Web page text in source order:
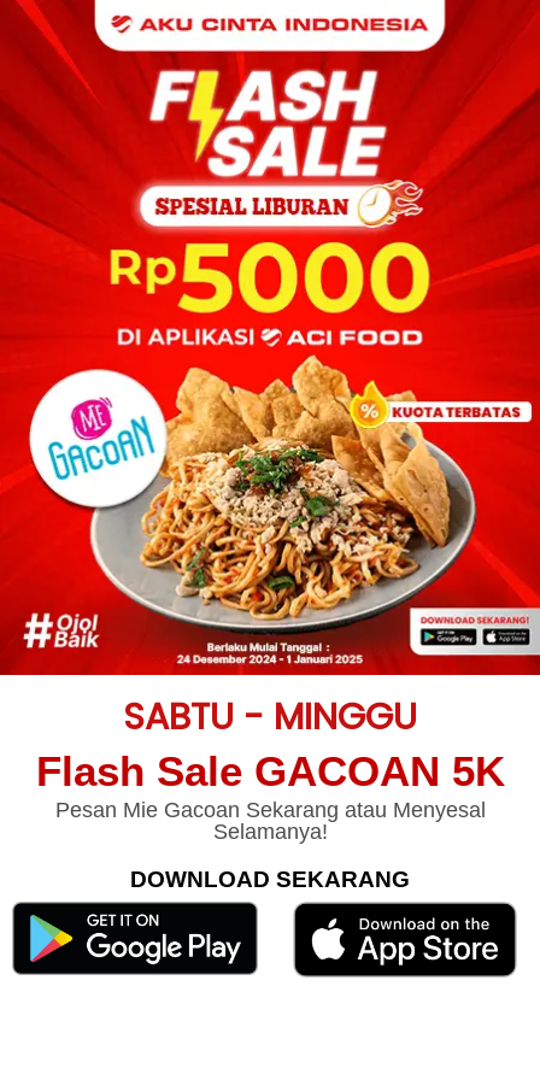
SABTU - MINGGU
Flash Sale GACOAN 5K
Pesan Mie Gacoan Sekarang atau Menyesal
Selamanya!
DOWNLOAD SEKARANG